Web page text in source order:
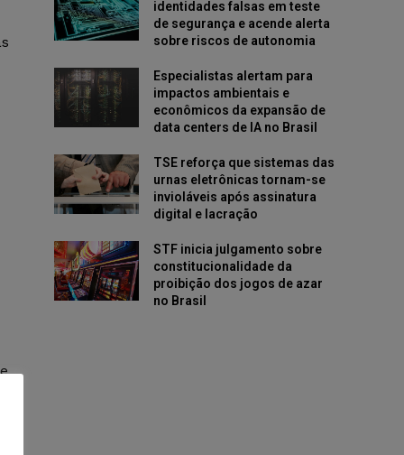
identidades falsas em teste
de segurança e acende alerta
sobre riscos de autonomia
Especialistas alertam para
impactos ambientais e
econômicos da expansão de
data centers de IA no Brasil
TSE reforça que sistemas das
urnas eletrônicas tornam-se
invioláveis após assinatura
digital e lacração
STF inicia julgamento sobre
constitucionalidade da
proibição dos jogos de azar
no Brasil